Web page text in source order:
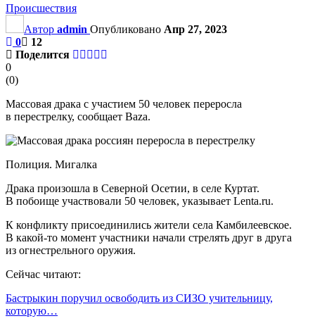
Происшествия
Автор admin Опубликовано Апр 27, 2023
0
12
Поделится
0
(0)
Массовая драка с участием 50 человек переросла
в перестрелку, сообщает Baza.
Полиция. Мигалка
Драка произошла в Северной Осетии, в селе Куртат.
В побоище участвовали 50 человек, указывает Lenta.ru.
К конфликту присоединились жители села Камбилеевское.
В какой-то момент участники начали стрелять друг в друга
из огнестрельного оружия.
Сейчас читают:
Бастрыкин поручил освободить из СИЗО учительницу,
которую…